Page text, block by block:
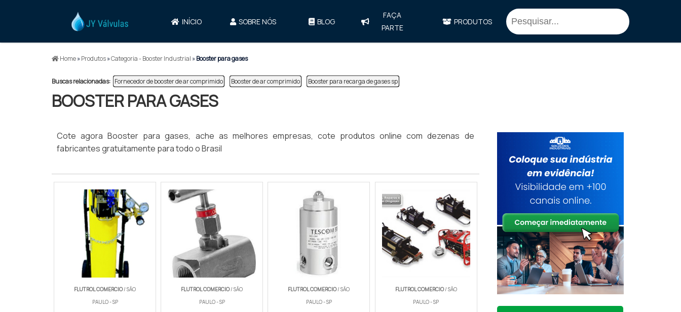
INÍCIO SOBRE NÓS BLOG
FAÇA
PARTE
PRODUTOS
Home»Produtos»Categoria - Booster Industrial »Booster para gases
Buscas relacionadas: Fornecedor de booster de ar comprimido Booster de ar comprimido Booster para recarga de gases sp
BOOSTER PARA GASES
Cote agora Booster para gases, ache as melhores empresas, cote produtos online com dezenas de
fabricantes gratuitamente para todo o Brasil
FLUTROL COMERCIO/ SÃO
PAULO - SP
FLUTROL COMERCIO/ SÃO
PAULO - SP
FLUTROL COMERCIO/ SÃO
PAULO - SP
FLUTROL COMERCIO/ SÃO
PAULO - SP